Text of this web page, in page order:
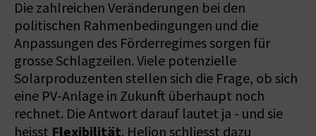
Die zahlreichen Veränderungen bei den
politischen Rahmenbedingungen und die
Anpassungen des Förderregimes sorgen für
grosse Schlagzeilen. Viele potenzielle
Solarproduzenten stellen sich die Frage, ob sich
eine PV-Anlage in Zukunft überhaupt noch
rechnet. Die Antwort darauf lautet ja - und sie
heisst Flexibilität. Helion schliesst dazu